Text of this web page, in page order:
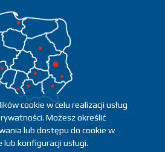
cookie w celu realizacji usług
Możesz określić
lub dostępu do cookie w
konfiguracji usługi.